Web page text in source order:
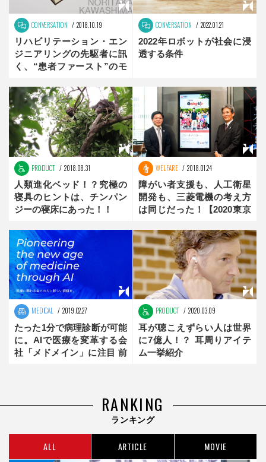
CONVERSATION 2018.10.19
リハビリテーション・エン
ジニアリングの先駆者に訊
く、“患者ファースト”のモ
innovator】後編
CONVERSATION 2022.01.21
2022年ロボットが社会に浸
透する条件
PRODUCT 2018.08.31
人類進化ベッド！？究極の
寝具のヒントは、チンパン
ジーの寝床にあった！！
WELFARE 2018.01.24
障がい者支援も、人工衛星
開発も、三菱電機の考え方
は同じだった！【2020東京
MEDICAL 2019.02.27
たった1分で病理診断が可能
に。AIで医療を変革する会
社「メドメイン」に注目 前
PRODUCT 2020.03.09
耳が聴こえずらい人は世界
に7億人！？ 耳周りアイテ
ム一挙紹介
RANKING
ランキング
ALL ARTICLE MOVIE